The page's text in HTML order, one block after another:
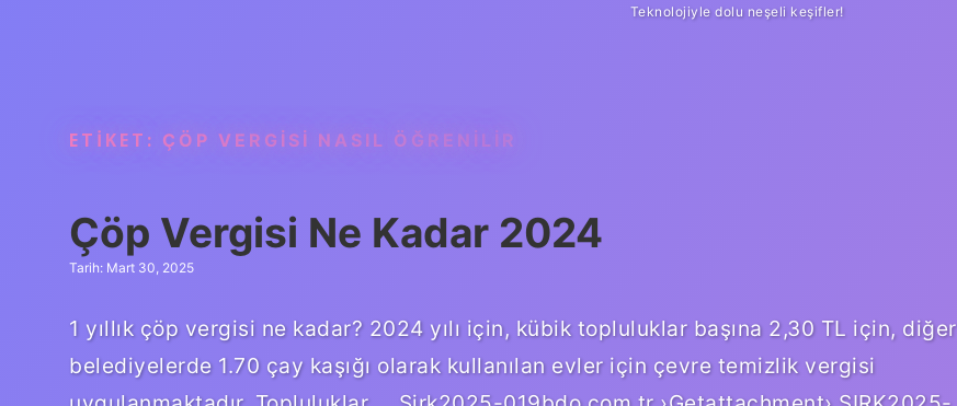
Teknolojiyle dolu neşeli keşifler!
ETIKET: ÇÖP VERGISI NASIL ÖĞRENILIR
Çöp Vergisi Ne Kadar 2024
Tarih: Mart 30, 2025
1 yıllık çöp vergisi ne kadar? 2024 yılı için, kübik topluluklar başına 2,30 TL için, diğer
belediyelerde 1.70 çay kaşığı olarak kullanılan evler için çevre temizlik vergisi